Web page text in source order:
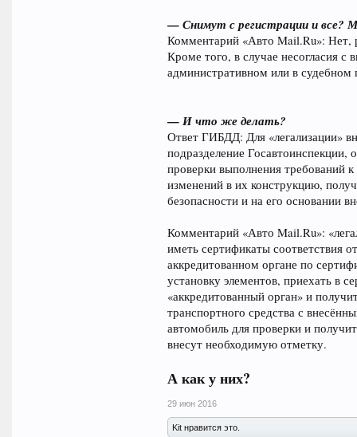
— Снимут с регистрации и все?
Комментарий «Авто Mail.Ru»: Нет,
Кроме того, в случае несогласия с
административном или в судебном
— И что же делать?
Ответ ГИБДД: Для «легализации»
подразделение
проверки выполнения требований
изменений в их конструкцию,
безопасности и на его основании
Комментарий «Авто Mail.Ru»:
иметь сертификаты соответствия
аккредитованном органе по
установку элементов, приехать в
«аккредитованный орган» и
транспортного средства с
автомобиль для проверки и
внесут необходимую отметку.
А как у них?
29 июн 2016
Kit нравится это.